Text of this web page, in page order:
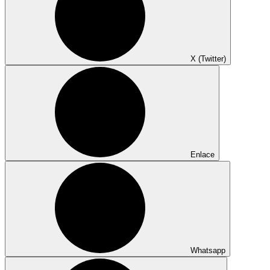
X (Twitter)
Enlace
Whatsapp